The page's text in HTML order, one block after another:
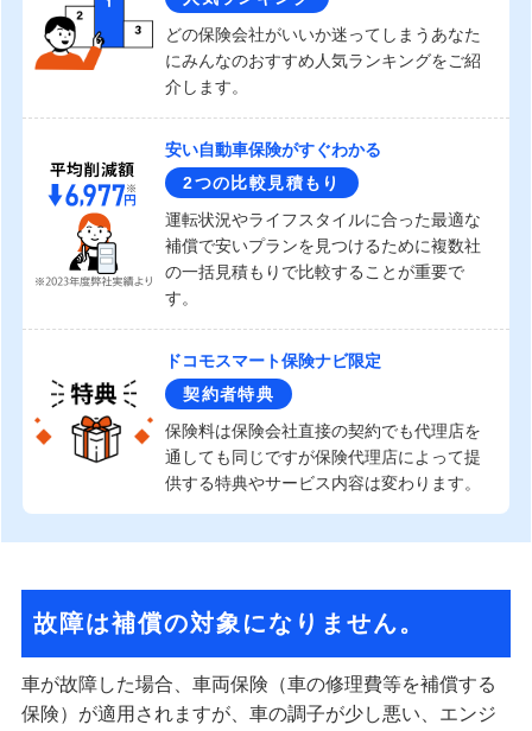
どの保険会社がいいか迷ってしまうあなた
にみんなのおすすめ人気ランキングをご紹
介します。
安い自動車保険がすぐわかる
2つの比較見積もり
運転状況やライフスタイルに合った最適な
補償で安いプランを見つけるために複数社
の一括見積もりで比較することが重要で
す。
ドコモスマート保険ナビ限定
契約者特典
保険料は保険会社直接の契約でも代理店を
通しても同じですが保険代理店によって提
供する特典やサービス内容は変わります。
故障は補償の対象になりません。
車が故障した場合、車両保険（車の修理費等を補償する
保険）が適用されますが、車の調子が少し悪い、エンジ